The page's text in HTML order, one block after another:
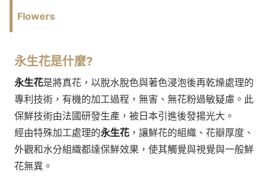
Flowers
永生花是什麼?
永生花是將真花，以脫水脫色與著色浸泡後再乾燥處理的
專利技術，有機的加工過程，無害、無花粉過敏疑慮。此
保鮮技術由法國研發生產，被日本引進後發揚光大。
經由特殊加工處理的永生花 ，讓鮮花的組織、花瓣厚度、
外觀和水分組織都達保鮮效果，使其觸覺與視覺與一般鮮
花無異。